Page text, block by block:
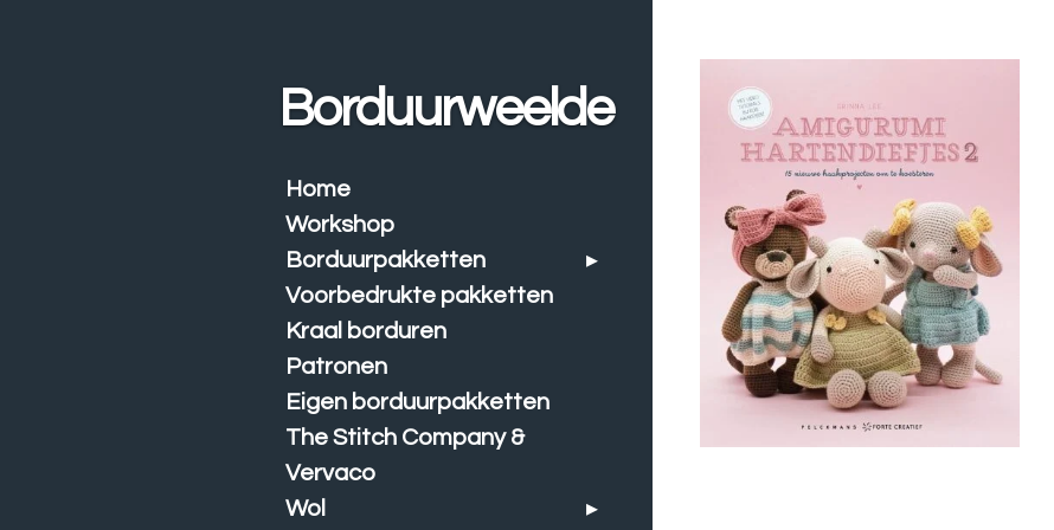
Borduurweelde
Home
Workshop
Borduurpakketten
Voorbedrukte pakketten
Kraal borduren
Patronen
Eigen borduurpakketten
The Stitch Company &
Vervaco
Wol